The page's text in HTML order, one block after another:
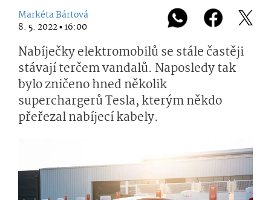
Markéta Bártová
8. 5. 2022 ▪ 16:00
Nabíječky elektromobilů se stále častěji
stávají terčem vandalů. Naposledy tak
bylo zničeno hned několik
superchargerů Tesla, kterým někdo
přeřezal nabíjecí kabely.